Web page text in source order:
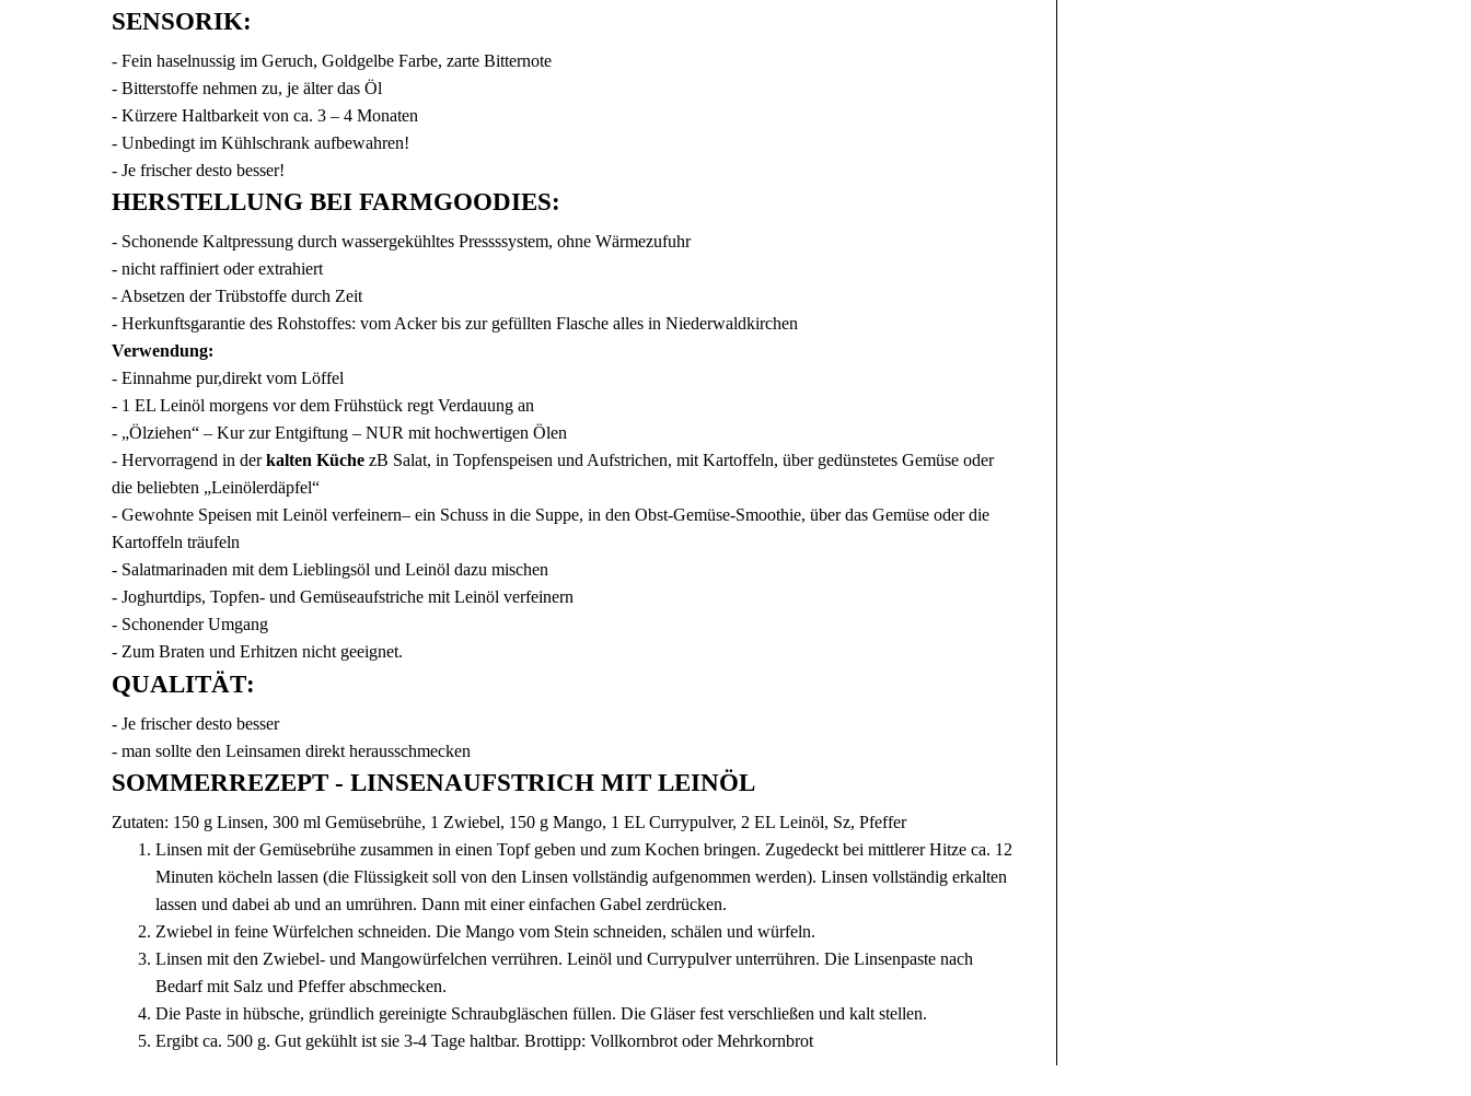
SENSORIK:
- Fein haselnussig im Geruch, Goldgelbe Farbe, zarte Bitternote
- Bitterstoffe nehmen zu, je älter das Öl
- Kürzere Haltbarkeit von ca. 3 – 4 Monaten
- Unbedingt im Kühlschrank aufbewahren!
- Je frischer desto besser!
HERSTELLUNG BEI FARMGOODIES:
- Schonende Kaltpressung durch wassergekühltes Pressssystem, ohne Wärmezufuhr
- nicht raffiniert oder extrahiert
- Absetzen der Trübstoffe durch Zeit
- Herkunftsgarantie des Rohstoffes: vom Acker bis zur gefüllten Flasche alles in Niederwaldkirchen
Verwendung:
- Einnahme pur,direkt vom Löffel
- 1 EL Leinöl morgens vor dem Frühstück regt Verdauung an
- „Ölziehen“ – Kur zur Entgiftung – NUR mit hochwertigen Ölen
- Hervorragend in derkalten Küche zB Salat, in Topfenspeisen und Aufstrichen, mit Kartoffeln, über gedünstetes Gemüse oder
die beliebten „Leinölerdäpfel“
- Gewohnte Speisen mit Leinöl verfeinern– ein Schuss in die Suppe, in den Obst-Gemüse-Smoothie, über das Gemüse oder die
Kartoffeln träufeln
- Salatmarinaden mit dem Lieblingsöl und Leinöl dazu mischen
- Joghurtdips, Topfen- und Gemüseaufstriche mit Leinöl verfeinern
- Schonender Umgang
- Zum Braten und Erhitzen nicht geeignet.
QUALITÄT:
- Je frischer desto besser
- man sollte den Leinsamen direkt herausschmecken
SOMMERREZEPT - LINSENAUFSTRICH MIT LEINÖL
Zutaten: 150 g Linsen, 300 ml Gemüsebrühe, 1 Zwiebel, 150 g Mango, 1 EL Currypulver, 2 EL Leinöl, Sz, Pfeffer
Linsen mit der Gemüsebrühe zusammen in einen Topf geben und zum Kochen bringen. Zugedeckt bei mittlerer Hitze ca. 12
Minuten köcheln lassen (die Flüssigkeit soll von den Linsen vollständig aufgenommen werden). Linsen vollständig erkalten
lassen und dabei ab und an umrühren. Dann mit einer einfachen Gabel zerdrücken.
Zwiebel in feine Würfelchen schneiden. Die Mango vom Stein schneiden, schälen und würfeln.
Linsen mit den Zwiebel- und Mangowürfelchen verrühren. Leinöl und Currypulver unterrühren. Die Linsenpaste nach
Bedarf mit Salz und Pfeffer abschmecken.
Die Paste in hübsche, gründlich gereinigte Schraubgläschen füllen. Die Gläser fest verschließen und kalt stellen.
Ergibt ca. 500 g. Gut gekühlt ist sie 3-4 Tage haltbar. Brottipp: Vollkornbrot oder Mehrkornbrot